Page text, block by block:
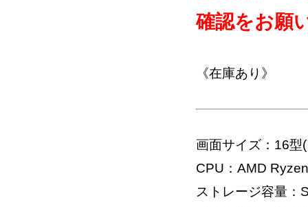
確認をお願
《在庫あり》
画面サイズ：16型
CPU：AMD
ストレージ容量：